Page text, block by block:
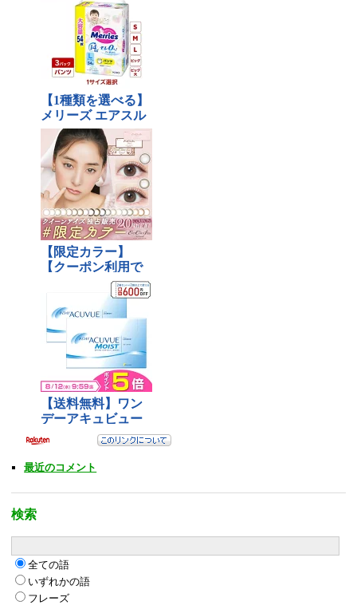
最近のコメント
検索
全ての語
いずれかの語
フレーズ